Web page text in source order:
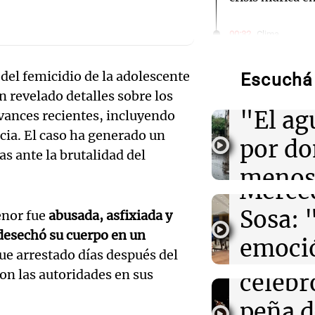
femicidio de la adolescente
revelado detalles sobre los
recientes, incluyendo
El caso ha generado un
ante la brutalidad del
fue abusada, asfixiada y
su cuerpo en un
arrestado días después del
las autoridades en sus
00:32 Clima
Clima en
el tiempo este
agosto
00:21 Clima
el tiempo este
agosto
00:16 Clima
tiempo este
Audio.
"El
por
menos
Una
Rosario
Episodios
Audio.
huella
Sosa:
filtro
Audio.
Audio.